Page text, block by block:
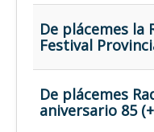
De plácemes la
Festival
De plácemes
aniversario 85